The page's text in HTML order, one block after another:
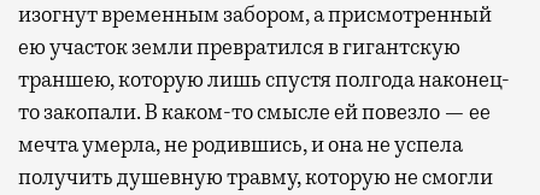
изогнут временным забором, а присмотренный
ею участок земли превратился в гигантскую
траншею, которую лишь спустя полгода наконец-
то закопали. В каком-то смысле ей повезло — ее
мечта умерла, не родившись, и она не успела
получить душевную травму, которую не смогли